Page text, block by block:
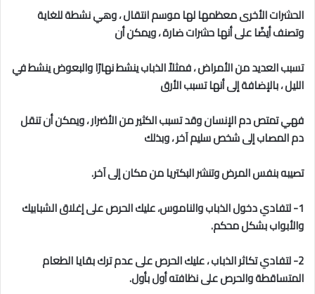
الحشرات الأخرى معظمها لها موسم انتقال ، وهي نشطة للغاية
وتصنف أيضًا على أنها حشرات ضارة ، ويمكن أن
تسبب العديد من الأمراض ، فمثلاً الذباب ينشط نهارًا والبعوض ينشط في
الليل ، بالإضافة إلى أنها تسبب الأرق
فهي تمتص دم الإنسان وقد تسبب الكثير من الأضرار ، ويمكن أن تنقل
دم المصاب إلى شخص سليم آخر ، وبذلك
تصيبه بنفس المرض وتنشر البكتريا من مكان إلى آخر.
1- لتفادي دخول الذباب والناموس، عليك الحرص على إغلاق الشبابيك
والأبواب بشكل محكم.
2- لتفادي تكاثر الذباب ، عليك الحرص على عدم ترك بقايا الطعام
المتساقطة والحرص على نظافته أول بأول.